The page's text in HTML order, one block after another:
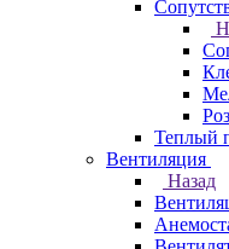
Теплый
Вентиляция
Назад